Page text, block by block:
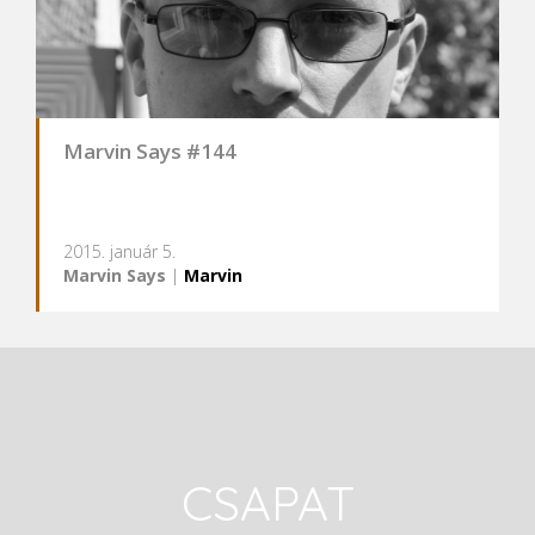
Marvin Says #144
2015. január 5.
Marvin Says | Marvin
CSAPAT